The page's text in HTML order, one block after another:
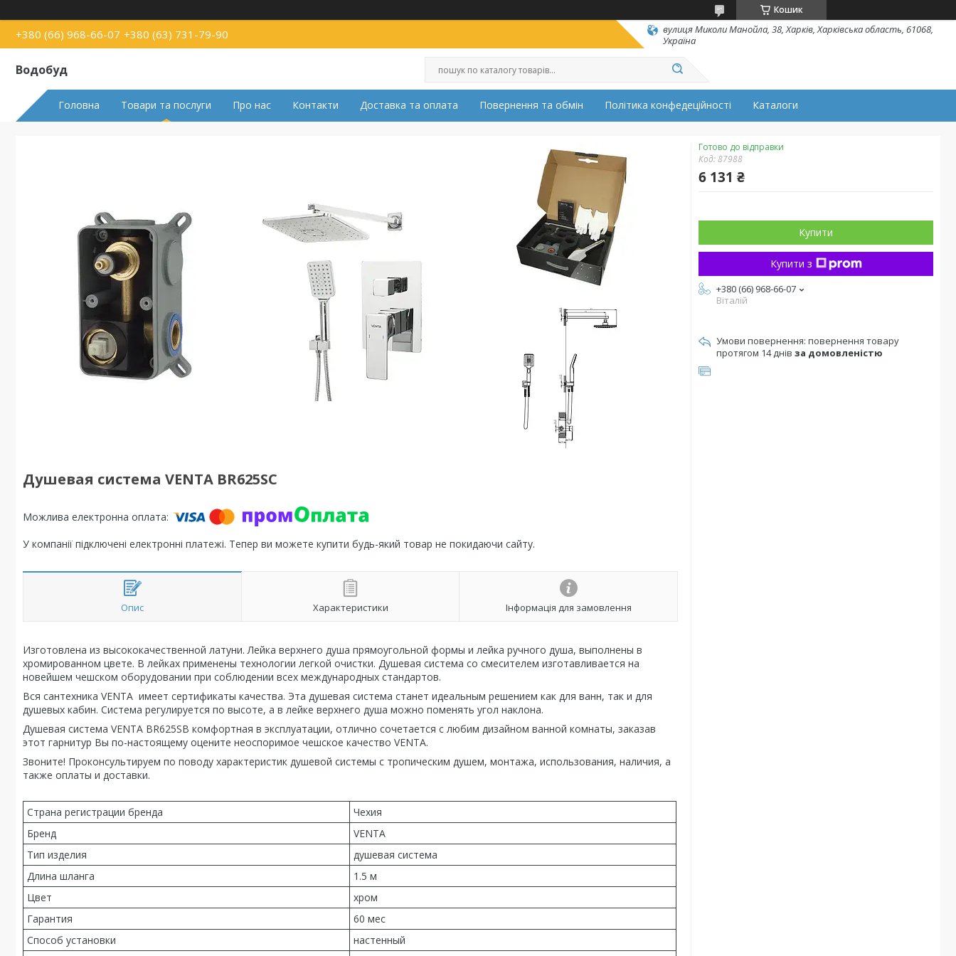
Кошик
+380 (66) 968-66-07 +380 (63) 731-79-90
вулиця Миколи Манойла, 38, Харків, Харківська область, 61068,
Україна
Водобуд
Головна Товари та послуги Про нас Контакти Доставка та оплата Повернення та обмін Політика конфедеційності Каталоги
Душевая система VENTA BR625SC
У компанії підключені електронні платежі. Тепер ви можете купити будь-який товар не покидаючи сайту.
Опис Характеристики Інформація для замовлення
Изготовлена из высококачественной латуни. Лейка верхнего душа прямоугольной формы и лейка ручного душа, выполнены в
хромированном цвете. В лейках применены технологии легкой очистки. Душевая система со смесителем изготавливается на
новейшем чешском оборудовании при соблюдении всех международных стандартов.
Вся сантехника VENTA имеет сертификаты качества. Эта душевая система станет идеальным решением как для ванн, так и для
душевых кабин. Система регулируется по высоте, а в лейке верхнего душа можно поменять угол наклона.
Душевая система VENTA BR625SB комфортная в эксплуатации, отлично сочетается с любим дизайном ванной комнаты, заказав
этот гарнитур Вы по-настоящему оцените неоспоримое чешское качество VENTA.
Звоните! Проконсультируем по поводу характеристик душевой системы с тропическим душем, монтажа, использования, наличия, а
также оплаты и доставки.
Страна регистрации бренда
Чехия
Бренд
VENTA
Тип изделия
душевая система
Длина шланга
1.5 м
Цвет
хром
Гарантия
60 мес
Способ установки
настенный
Готово до відправки
Код:87988
6 131 ₴
Купити
Купити з
+380 (66) 968-66-07
Віталій
повернення товару
протягом 14 днів за домовленістю